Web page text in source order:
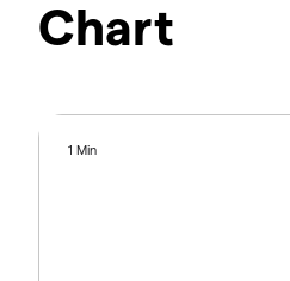
Chart
1 Min